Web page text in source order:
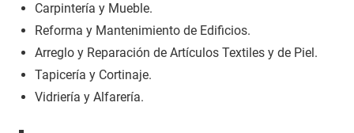
Carpintería y Mueble.
Reforma y Mantenimiento de Edificios.
Arreglo y Reparación de Artículos Textiles y de Piel.
Tapicería y Cortinaje.
Vidriería y Alfarería.